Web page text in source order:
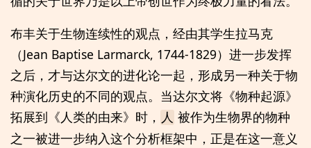
布丰关于生物连续性的观点，经由其学生拉马克
（Jean Baptise Larmarck, 1744-1829）进一步发挥
之后，才与达尔文的进化论一起，形成另一种关于物
种演化历史的不同的观点。当达尔文将《物种起源》
拓展到《人类的由来》时， 人 被作为生物界的物种
之一被进一步纳入这个分析框架中，正是在这一意义